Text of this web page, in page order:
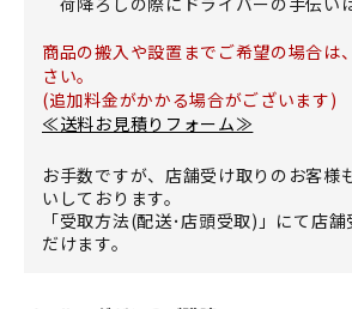
商品の搬入や設置までご希望の場合は
さい。
(追加料金がかかる場合がございます)
≪送料お見積りフォーム≫
お手数ですが、店舗受け取りのお客様
いしております。
「受取方法(配送･店頭受取)」にて店
だけます。